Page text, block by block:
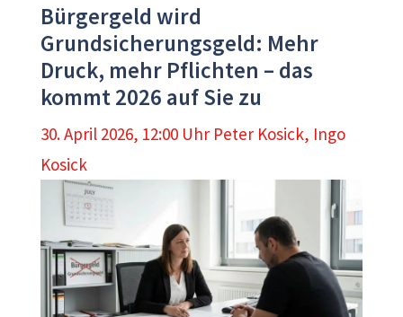
Bürgergeld wird
Grundsicherungsgeld: Mehr
Druck, mehr Pflichten – das
kommt 2026 auf Sie zu
30. April 2026, 12:00 Uhr Peter Kosick, Ingo
Kosick